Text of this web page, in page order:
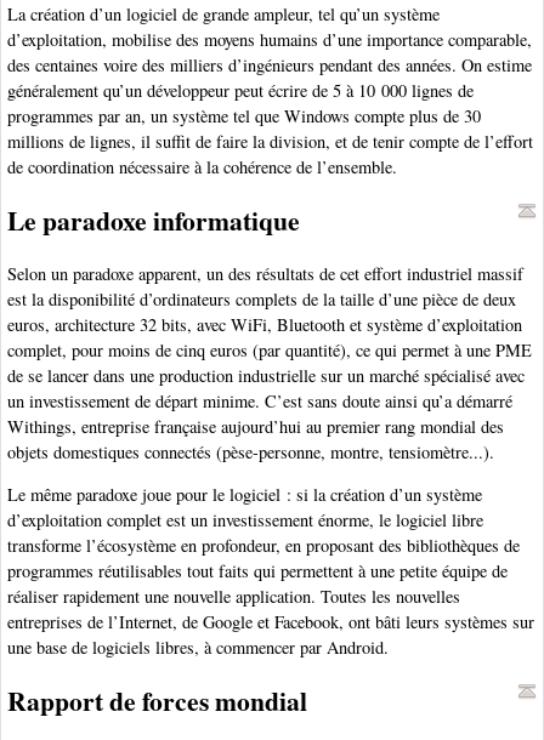
La création d’un logiciel de grande ampleur, tel qu’un système
d’exploitation, mobilise des moyens humains d’une importance comparable,
des centaines voire des milliers d’ingénieurs pendant des années. On estime
généralement qu’un développeur peut écrire de 5 à 10 000 lignes de
programmes par an, un système tel que Windows compte plus de 30
millions de lignes, il suffit de faire la division, et de tenir compte de l’effort
de coordination nécessaire à la cohérence de l’ensemble.
Le paradoxe informatique
Selon un paradoxe apparent, un des résultats de cet effort industriel massif
est la disponibilité d’ordinateurs complets de la taille d’une pièce de deux
euros, architecture 32 bits, avec WiFi, Bluetooth et système d’exploitation
complet, pour moins de cinq euros (par quantité), ce qui permet à une PME
de se lancer dans une production industrielle sur un marché spécialisé avec
un investissement de départ minime. C’est sans doute ainsi qu’a démarré
Withings, entreprise française aujourd’hui au premier rang mondial des
objets domestiques connectés (pèse-personne, montre, tensiomètre...).
Le même paradoxe joue pour le logiciel : si la création d’un système
d’exploitation complet est un investissement énorme, le logiciel libre
transforme l’écosystème en profondeur, en proposant des bibliothèques de
programmes réutilisables tout faits qui permettent à une petite équipe de
réaliser rapidement une nouvelle application. Toutes les nouvelles
entreprises de l’Internet, de Google et Facebook, ont bâti leurs systèmes sur
une base de logiciels libres, à commencer par Android.
Rapport de forces mondial